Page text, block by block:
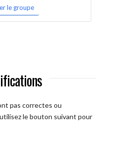
le groupe
pas correctes ou
le bouton suivant pour